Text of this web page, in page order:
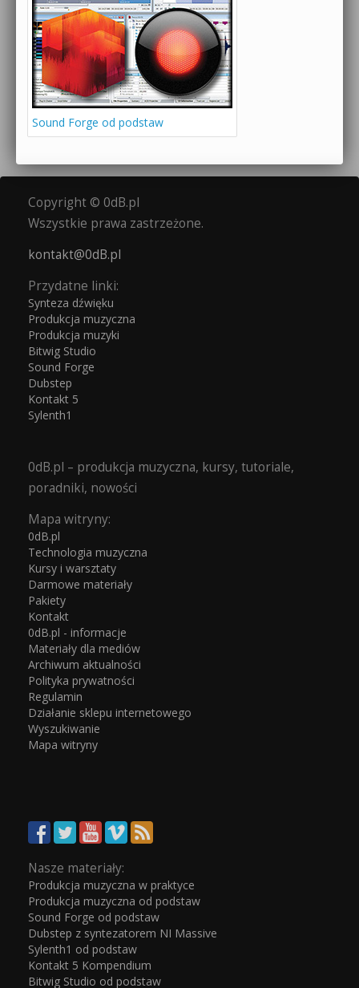
Sound Forge od podstaw
Copyright © 0dB.pl
Wszystkie prawa zastrzeżone.
kontakt@0dB.pl
Przydatne linki:
Synteza dźwięku
Produkcja muzyczna
Produkcja muzyki
Bitwig Studio
Sound Forge
Dubstep
Kontakt 5
Sylenth1
0dB.pl – produkcja muzyczna, kursy, tutoriale,
poradniki, nowości
Mapa witryny:
0dB.pl
Technologia muzyczna
Kursy i warsztaty
Darmowe materiały
Pakiety
Kontakt
0dB.pl - informacje
Materiały dla mediów
Archiwum aktualności
Polityka prywatności
Regulamin
Działanie sklepu internetowego
Wyszukiwanie
Mapa witryny
Nasze materiały:
Produkcja muzyczna w praktyce
Produkcja muzyczna od podstaw
Sound Forge od podstaw
Dubstep z syntezatorem NI Massive
Sylenth1 od podstaw
Kontakt 5 Kompendium
Bitwig Studio od podstaw